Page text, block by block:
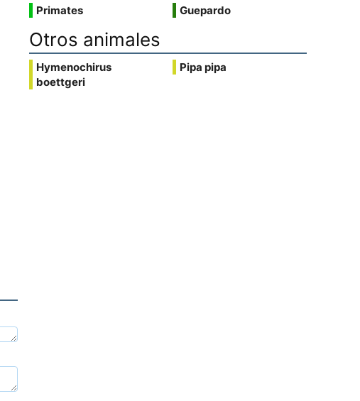
Primates
Guepardo
Otros animales
Hymenochirus
boettgeri
Pipa pipa